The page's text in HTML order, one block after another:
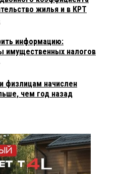
жилья и в КРТ
информацию:
имущественных налогов
физлицам начислен
чем год назад